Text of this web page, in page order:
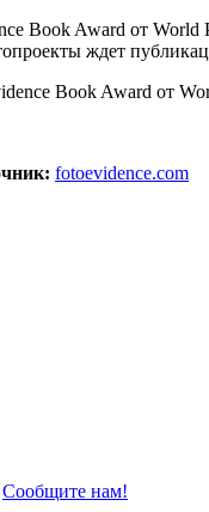
Book Award от World
ждет
Book Award от
fotoevidence.com
Сообщите нам!